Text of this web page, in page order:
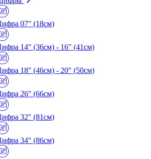
07" (18см)
14" (36см) - 16" (41см)
18" (46см) - 20" (50см)
26" (66см)
32" (81см)
34" (86см)